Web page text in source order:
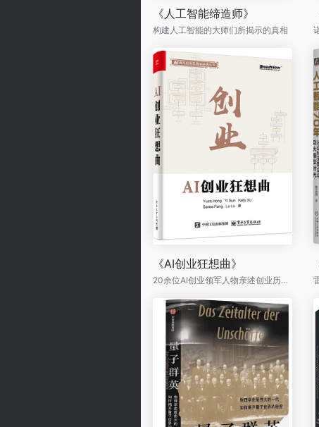
《人工智能缔造师》
构建人工智能的大师们所揭示的真相
《AI创业狂想曲》
20余位AI创业领军人物亲述创业历程，不仅是一部创业实录，更是一份AI时代的战略地图